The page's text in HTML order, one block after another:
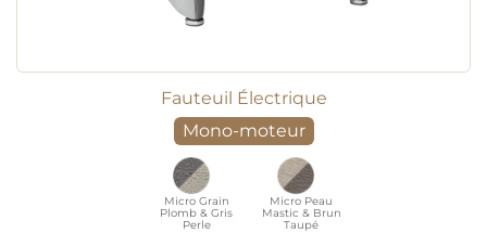
Fauteuil Électrique
Mono-moteur
Micro Grain
Plomb & Gris
Perle
Micro Peau
Mastic & Brun
Taupé